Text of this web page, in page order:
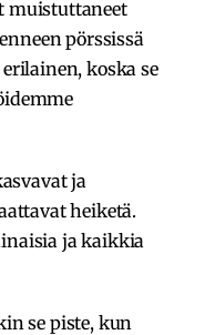
muistuttaneet
pörssissä
koska se
ja
heiketä.
ja kaikkia
se piste, kun